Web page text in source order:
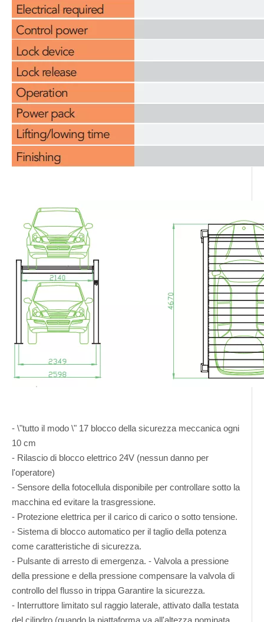
- \"tutto il modo \" 17 blocco della sicurezza meccanica ogni
10 cm
- Rilascio di blocco elettrico 24V (nessun danno per
l'operatore)
- Sensore della fotocellula disponibile per controllare sotto la
macchina ed evitare la trasgressione.
- Protezione elettrica per il carico di carico o sotto tensione.
- Sistema di blocco automatico per il taglio della potenza
come caratteristiche di sicurezza.
- Pulsante di arresto di emergenza. - Valvola a pressione
della pressione e della pressione compensare la valvola di
controllo del flusso in trippa Garantire la sicurezza.
- Interruttore limitato sul raggio laterale, attivato dalla testata
del cilindro (quando la piattaforma va all'altezza nominata,